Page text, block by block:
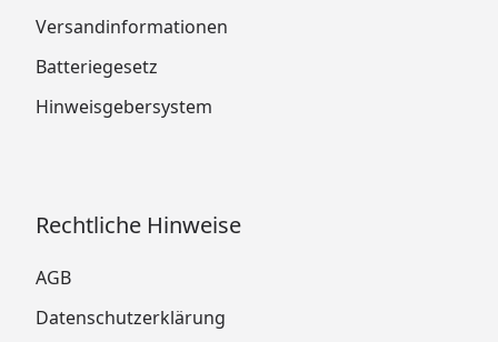
Versandinformationen
Batteriegesetz
Hinweisgebersystem
Rechtliche Hinweise
AGB
Datenschutzerklärung